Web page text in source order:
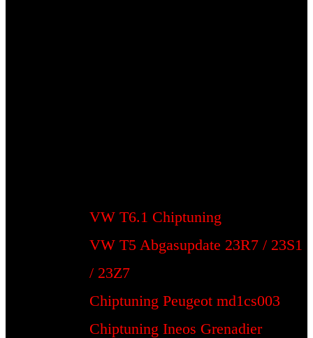
VW T6.1 Chiptuning
VW T5 Abgasupdate 23R7 / 23S1
/ 23Z7
Chiptuning Peugeot md1cs003
Chiptuning Ineos Grenadier